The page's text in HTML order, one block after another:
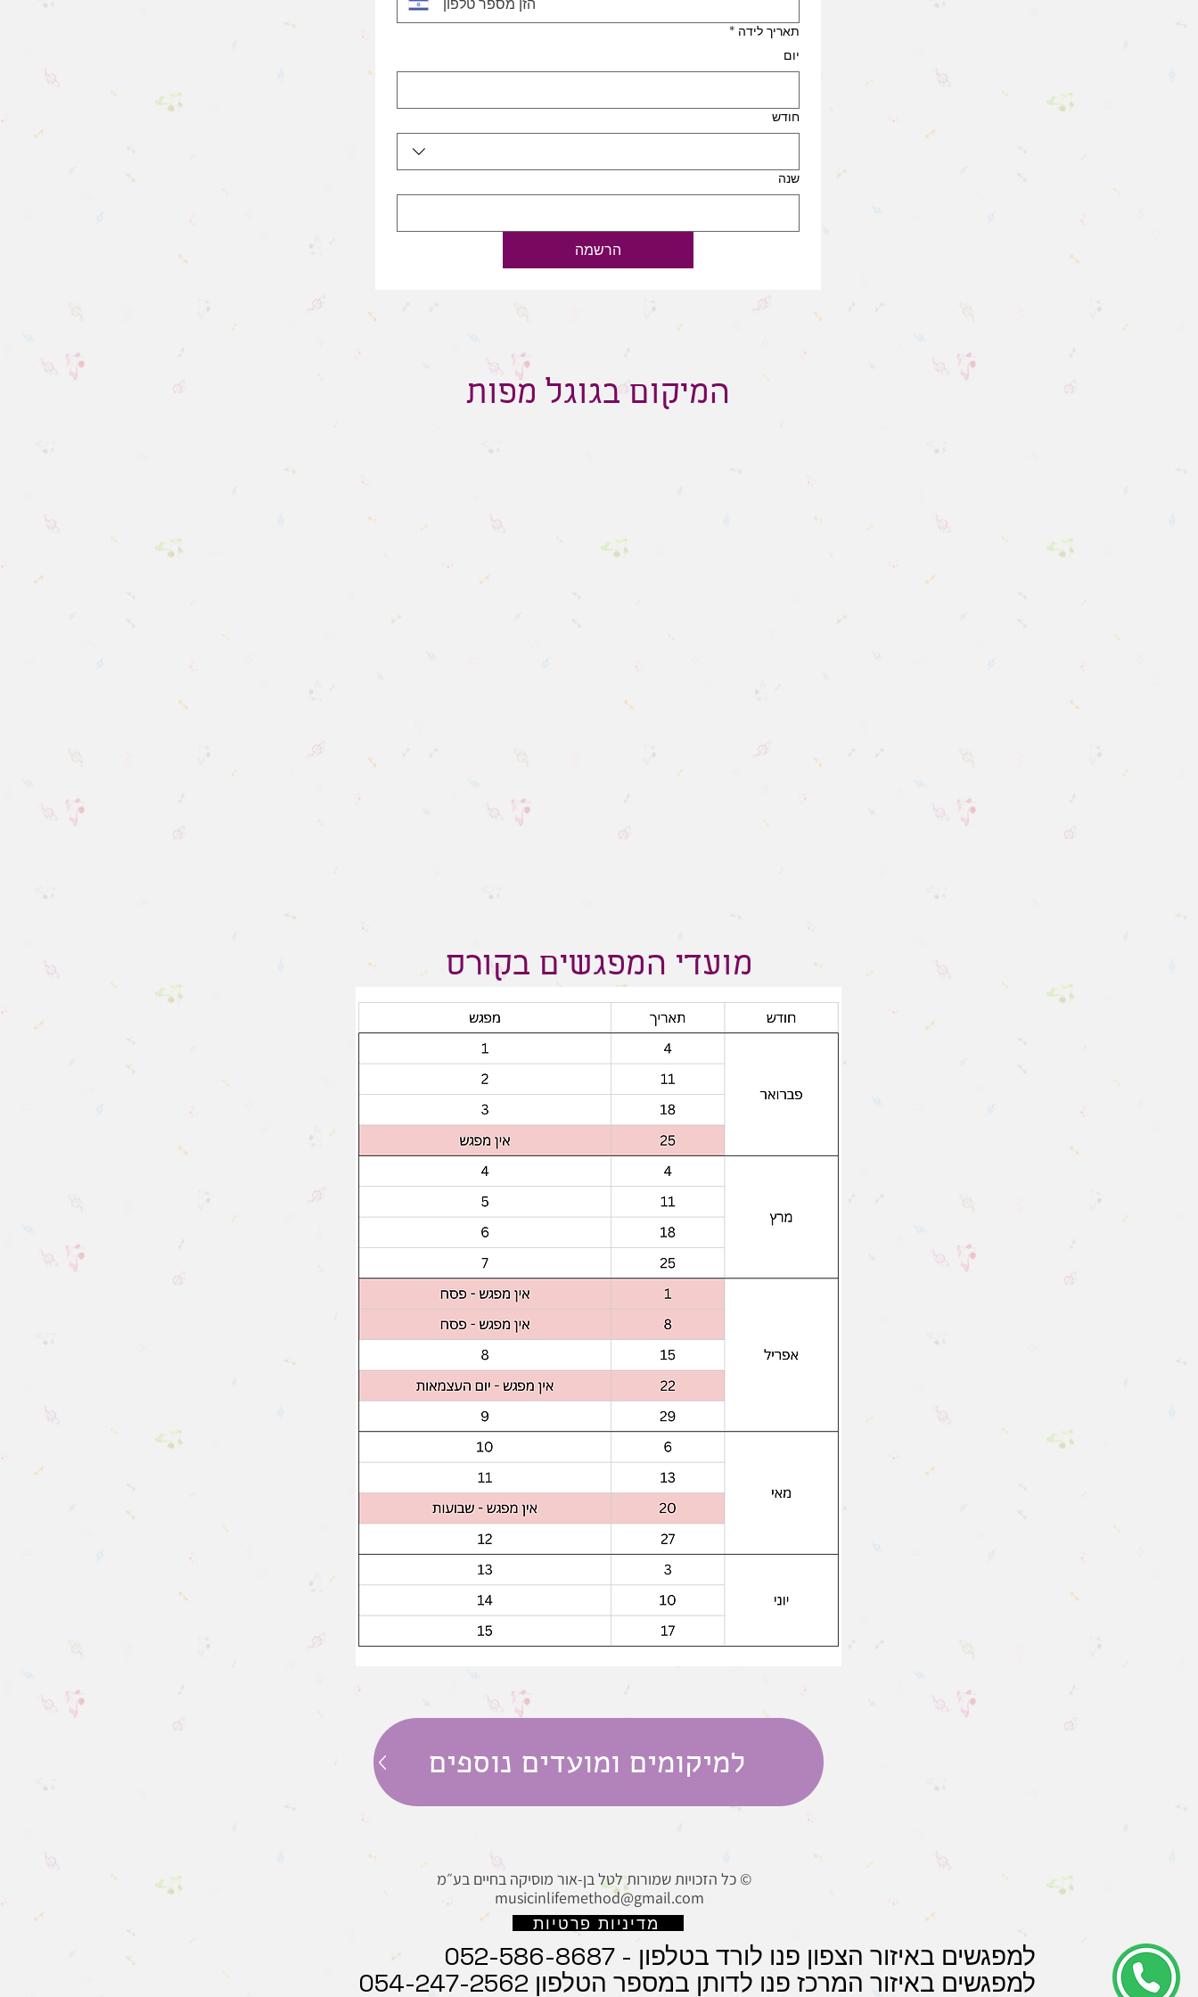
תאריך לידה *
יום
חודש
שנה
הרשמה
המיקום בגוגל מפות
מועדי המפגשים בקורס
למיקומים ומועדים נוספים
כל הזכויות שמורות לטל בן-אור מוסיקה בחיים בע״מ ©
musicinlifemethod@gmail.com
מדיניות פרטיות
למפגשים באיזור הצפון פנו לורד בטלפון - 052-586-8687
למפגשים באיזור המרכז פנו לדותן במספר הטלפון 054-247-2562